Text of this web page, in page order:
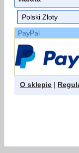
PayPal
O sklepie |